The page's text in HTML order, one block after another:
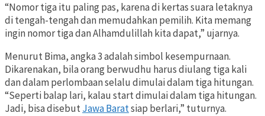
“Nomor tiga itu paling pas, karena di kertas suara letaknya
di tengah-tengah dan memudahkan pemilih. Kita memang
ingin nomor tiga dan Alhamdulillah kita dapat,” ujarnya.
Menurut Bima, angka 3 adalah simbol kesempurnaan.
Dikarenakan, bila orang berwudhu harus diulang tiga kali
dan dalam perlombaan selalu dimulai dalam tiga hitungan.
“Seperti balap lari, kalau start dimulai dalam tiga hitungan.
Jadi, bisa disebutJawa Baratsiap berlari,” tuturnya.